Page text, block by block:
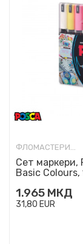
ФЛОМАСТЕРИ-УМЕТНИЧКИ
Сет маркери,
Basic
1.965 МКД
31,80 EUR